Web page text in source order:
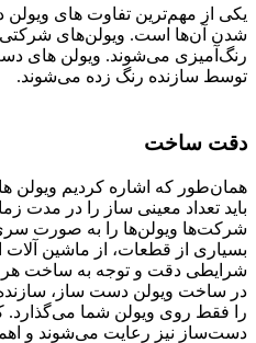
یکی از مهم‌ترین تفاوت های
شدن آن‌ها است. ویولن‌های شرکتی
رنگ‌آمیزی می‌شوند. ویولن های
توسط سازنده رنگ زده می‌شوند.
دقت ساخت
همان‌طور که اشاره کردیم ویولن
باید تعداد معینی ساز را در مدت
شرکت‌ها ویولن‌ها را به صورت
بسیاری از قطعات، از ماشین آلات
شرایطی دقت و توجه به ساخت هر
در ساخت ویولن دست ساز،
را فقط روی ویولن شما می‌گذارد.
دست‌ساز نیز رعایت می‌شوند و